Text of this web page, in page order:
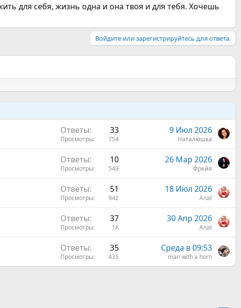
А потом стала встречаться с парнем, который не курил и я одним
чтоб прям мотивация была. Нашла.
бросить, от слова совсем. Вот мы уже с ним 7 месяцев, я думала, что
как в прошлый раз. Видимо, стаж говорит все таки о своем. Но...
для себя, жизнь одна и она твоя и для тебя. Хочешь
Войдите или зарегистрируйтесь для ответа.
Ответы 33
Просмотры 754
9 Июл 2026
Наталюшка
Ответы 10
Просмотры 549
26 Мар 2026
Фрейя
Ответы 51
Просмотры 942
18 Июл 2026
Anat
Ответы 37
Просмотры 1K
30 Апр 2026
Anat
Ответы 35
Просмотры 435
Среда в 09:53
man with a horn